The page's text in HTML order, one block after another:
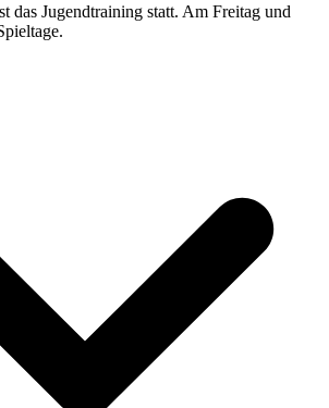
das Jugendtraining statt. Am Freitag und